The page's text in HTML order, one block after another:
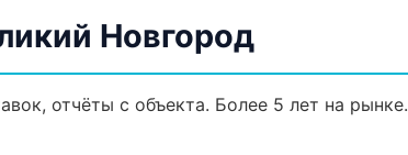
Новгород
отчёты с объекта. Более 5 лет на рынке.